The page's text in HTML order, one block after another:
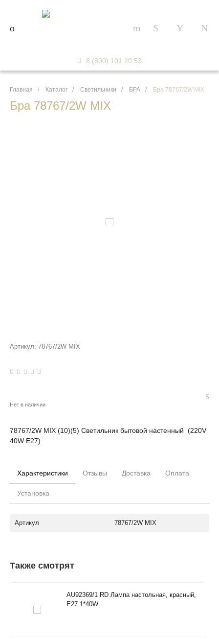
8 (800) 101 20 53
Главная / Каталог / Светильники / БРА / Бра 78767/2W MIX
Бра 78767/2W MIX
Артикул: 78767/2W MIX
Нет в наличии
78767/2W MIX (10)(5) Светильник бытовой настенный (220V
40W E27)
Характеристики Отзывы Доставка Оплата
Установка
Артикул 78767/2W MIX
Также смотрят
AU92369/1 RD Лампа настольная, красный,
E27 1*40W